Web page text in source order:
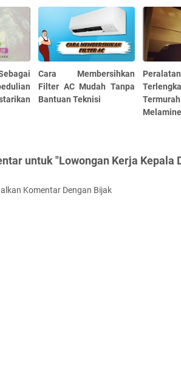
Cara Membersihkan
Filter AC Mudah Tanpa
Bantuan Teknisi
untuk "Lowongan Kerja Kepala
Komentar Dengan Bijak